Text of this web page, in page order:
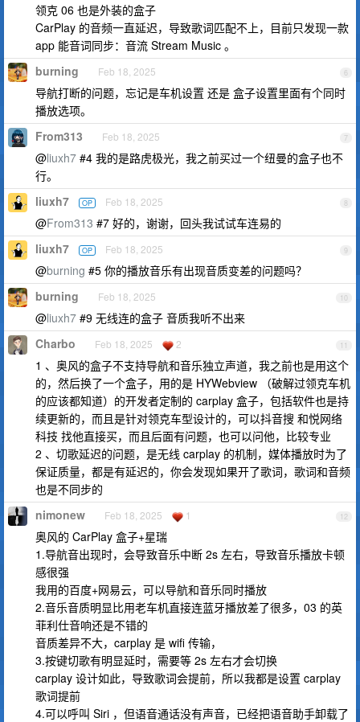
领克 06 也是外装的盒子
CarPlay 的音频一直延迟，导致歌词匹配不上，目前只发现一款
app 能音词同步：音流 Stream Music 。
6
burning Feb 18, 2025
导航打断的问题，忘记是车机设置 还是 盒子设置里面有个同时
播放选项。
7
From313 Feb 18, 2025
@liuxh7 #4 我的是路虎极光，我之前买过一个纽曼的盒子也不
行。
8
liuxh7 OP Feb 18, 2025
@From313 #7 好的，谢谢，回头我试试车连易的
9
liuxh7 OP Feb 18, 2025
@burning #5 你的播放音乐有出现音质变差的问题吗？
10
burning Feb 18, 2025
@liuxh7 #9 无线连的盒子 音质我听不出来
11
Charbo Feb 18, 2025 2
1 、奥风的盒子不支持导航和音乐独立声道，我之前也是用这个
的，然后换了一个盒子，用的是 HYWebview （破解过领克车机
的应该都知道）的开发者定制的 carplay 盒子，包括软件也是持
续更新的，而且是针对领克车型设计的，可以抖音搜 和悦网络
科技 找他直接买，而且后面有问题，也可以问他，比较专业
2 、切歌延迟的问题，是无线 carplay 的机制，媒体播放时为了
保证质量，都是有延迟的，你会发现如果开了歌词，歌词和音频
也是不同步的
12
nimonew Feb 18, 2025 1
奥风的 CarPlay 盒子+星瑞
1.导航音出现时，会导致音乐中断 2s 左右，导致音乐播放卡顿
感很强
我用的百度+网易云，可以导航和音乐同时播放
2.音乐音质明显比用老车机直接连蓝牙播放差了很多，03 的英
菲利仕音响还是不错的
音质差异不大，carplay 是 wifi 传输，
3.按键切歌有明显延时，需要等 2s 左右才会切换
carplay 设计如此，导致歌词会提前，所以我都是设置 carplay
歌词提前
4.可以呼叫 Siri ，但语音通话没有声音，已经把语音助手卸载了